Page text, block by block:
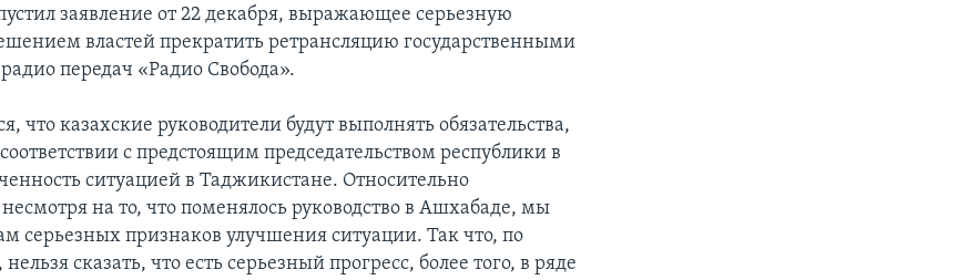
заявление от 22 декабря, выражающее серьезную
властей прекратить ретрансляцию государственными
передач «Радио Свобода».
что казахские руководители будут выполнять обязательства,
с предстоящим председательством республики в
ситуацией в Таджикистане. Относительно
на то, что поменялось руководство в Ашхабаде, мы
серьезных признаков улучшения ситуации. Так что, по
сказать, что есть серьезный прогресс, более того, в ряде